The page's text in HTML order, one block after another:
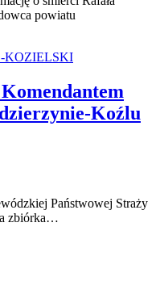
powiatu
KOZIELSKI
Koźlu
Państwowej Straży
zbiórka…